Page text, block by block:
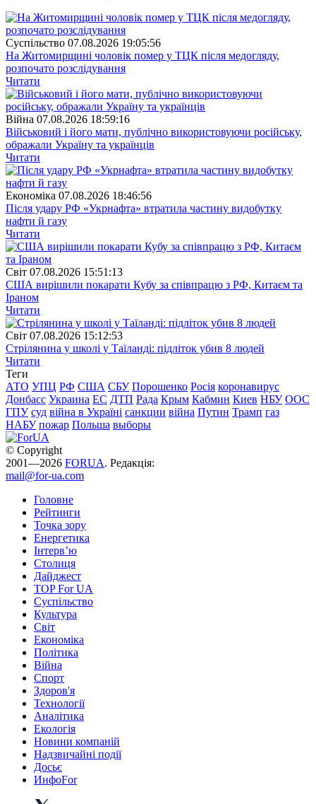
Суспiльство 07.08.2026 19:05:56
На Житомирщині чоловік помер у ТЦК після медогляду,
розпочато розслідування
Читати
Війна 07.08.2026 18:59:16
Військовий і його мати, публічно використовуючи російську,
ображали Україну та українців
Читати
Економіка 07.08.2026 18:46:56
Після удару РФ «Укрнафта» втратила частину видобутку
нафти й газу
Читати
Свiт 07.08.2026 15:51:13
США вирішили покарати Кубу за співпрацю з РФ, Китаєм та
Іраном
Читати
Свiт 07.08.2026 15:12:53
Стрілянина у школі у Таїланді: підліток убив 8 людей
Читати
Теги
АТО УПЦ РФ США СБУ Порошенко Росія коронавирус
Донбасс Украина ЕС ДТП Рада Крым Кабмин Киев НБУ ООС
ГПУ суд війна в Україні санкции війна Путин Трамп газ
НАБУ пожар Польша выборы
© Copyright
2001—2026 FORUA. Редакція:
mail@for-ua.com
Головне
Рейтинги
Точка зору
Енергетика
Інтерв’ю
Столиця
Дайджест
TOP For UA
Суспiльство
Культура
Світ
Економіка
Політика
Війна
Спорт
Здоров'я
Технології
Аналітика
Екологія
Новини компаній
Надзвичайні події
Досьє
ИнфоFor